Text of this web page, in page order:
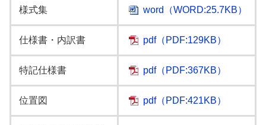
様式集 word （WORD:25.7KB）
仕様書・内訳書 pdf（PDF:129KB）
特記仕様書 pdf（PDF:367KB）
位置図 pdf（PDF:421KB）